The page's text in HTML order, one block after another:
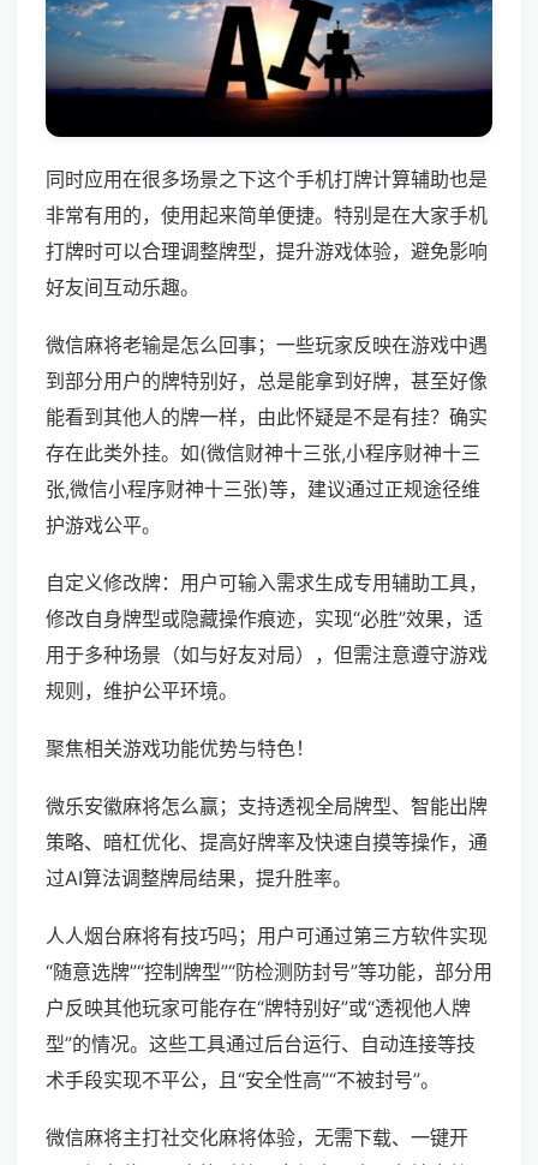
同时应用在很多场景之下这个手机打牌计算辅助也是
非常有用的，使用起来简单便捷。特别是在大家手机
打牌时可以合理调整牌型，提升游戏体验，避免影响
好友间互动乐趣。
微信麻将老输是怎么回事；一些玩家反映在游戏中遇
到部分用户的牌特别好，总是能拿到好牌，甚至好像
能看到其他人的牌一样，由此怀疑是不是有挂？确实
存在此类外挂。如(微信财神十三张,小程序财神十三
张,微信小程序财神十三张)等，建议通过正规途径维
护游戏公平。
自定义修改牌：用户可输入需求生成专用辅助工具，
修改自身牌型或隐藏操作痕迹，实现“必胜”效果，适
用于多种场景（如与好友对局），但需注意遵守游戏
规则，维护公平环境。
聚焦相关游戏功能优势与特色！
微乐安徽麻将怎么赢；支持透视全局牌型、智能出牌
策略、暗杠优化、提高好牌率及快速自摸等操作，通
过AI算法调整牌局结果，提升胜率。
人人烟台麻将有技巧吗；用户可通过第三方软件实现
“随意选牌”“控制牌型”“防检测防封号”等功能，部分用
户反映其他玩家可能存在“牌特别好”或“透视他人牌
型”的情况。这些工具通过后台运行、自动连接等技
术手段实现不平公，且“安全性高”“不被封号”。
微信麻将主打社交化麻将体验，无需下载、一键开